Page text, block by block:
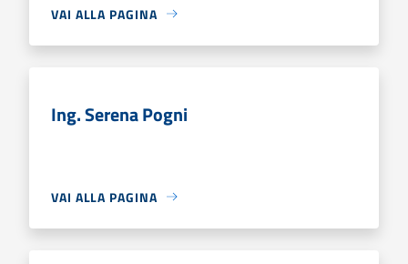
VAI ALLA PAGINA
Ing. Serena Pogni
VAI ALLA PAGINA